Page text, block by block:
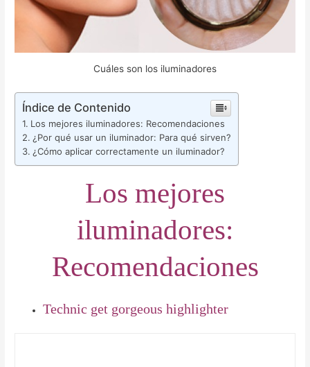
Cuáles son los iluminadores
Índice de Contenido
Los mejores iluminadores: Recomendaciones
¿Por qué usar un iluminador: Para qué sirven?
¿Cómo aplicar correctamente un iluminador?
Los mejores
iluminadores:
Recomendaciones
Technic get gorgeous highlighter